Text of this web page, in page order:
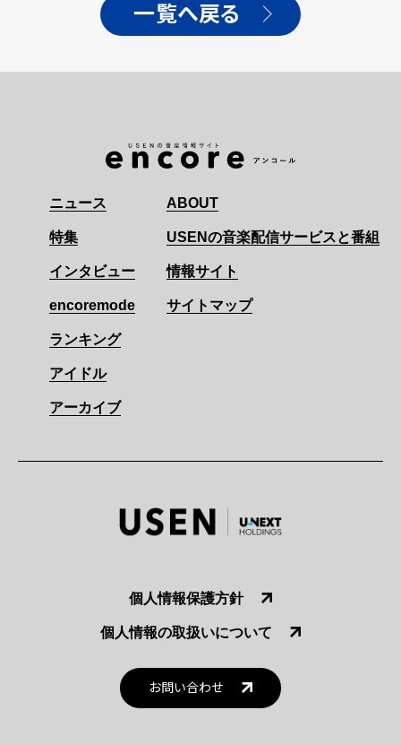
一覧へ戻る
ニュース
特集
インタビュー
encoremode
ランキング
アイドル
アーカイブ
ABOUT
USENの音楽配信サービスと番組
情報サイト
サイトマップ
個人情報保護方針
個人情報の取扱いについて
お問い合わせ